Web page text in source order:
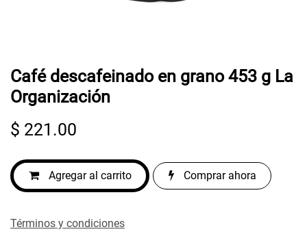
Café descafeinado en grano 453 g La
Organización
$ 221.00
Agregar al carrito Comprar ahora
Términos y condiciones